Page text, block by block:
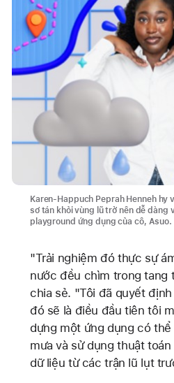
Karen-Happuch Peprah Henneh hy
sơ tán khỏi vùng lũ trở nên dễ dàng
playground ứng dụng của cô, Asuo.
"Trải nghiệm đó thực sự
nước đều chìm trong tang
chia sẻ. "Tôi đã quyết
đó sẽ là điều đầu tiên tôi
dựng một ứng dụng có
mưa và sử dụng thuật
dữ liệu từ các trận lũ lụt